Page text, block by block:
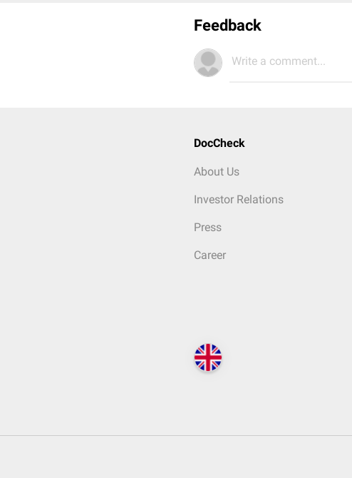
Feedback
Write a comment...
DocCheck
About Us
Investor Relations
Press
Career